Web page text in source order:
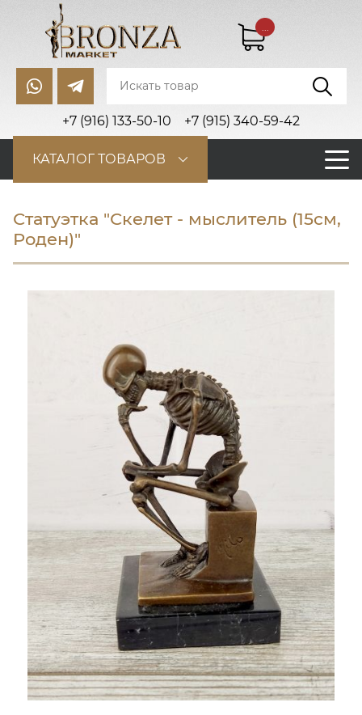
+7 (916) 133-50-10 +7 (915) 340-59-42
...
КАТАЛОГ ТОВАРОВ
Статуэтка "Скелет - мыслитель (15см,
Роден)"